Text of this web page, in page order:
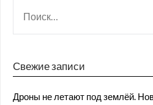
Свежие записи
Дроны не летают под землёй.